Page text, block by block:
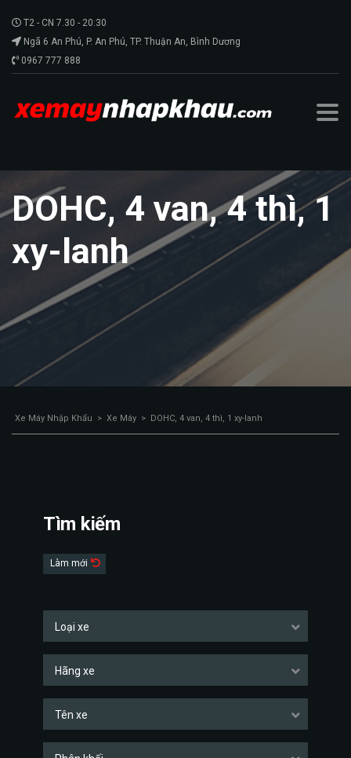
T2 - CN 7.30 - 20:30
Ngã 6 An Phú, P. An Phú, TP. Thuận An, Bình Dương
0967 777 888
DOHC, 4 van, 4 thì, 1
xy-lanh
Xe Máy Nhập Khẩu > Xe Máy > DOHC, 4 van, 4 thì, 1 xy-lanh
Tìm kiếm
Làm mới
Loại xe
Hãng xe
Tên xe